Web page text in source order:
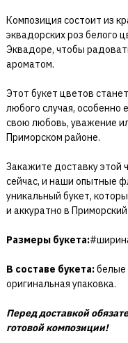
Композиция состоит из
эквадорских роз белого
Эквадоре, чтобы
ароматом.
Этот букет цветов
любого случая, особенно
свою любовь, уважение
Приморском районе.
Закажите доставку этой
сейчас, и наши опытные
уникальный букет,
и аккуратно в
Размеры букета:
В составе букета:белые
оригинальная упаковка.
Перед доставкой
готовой композиции!